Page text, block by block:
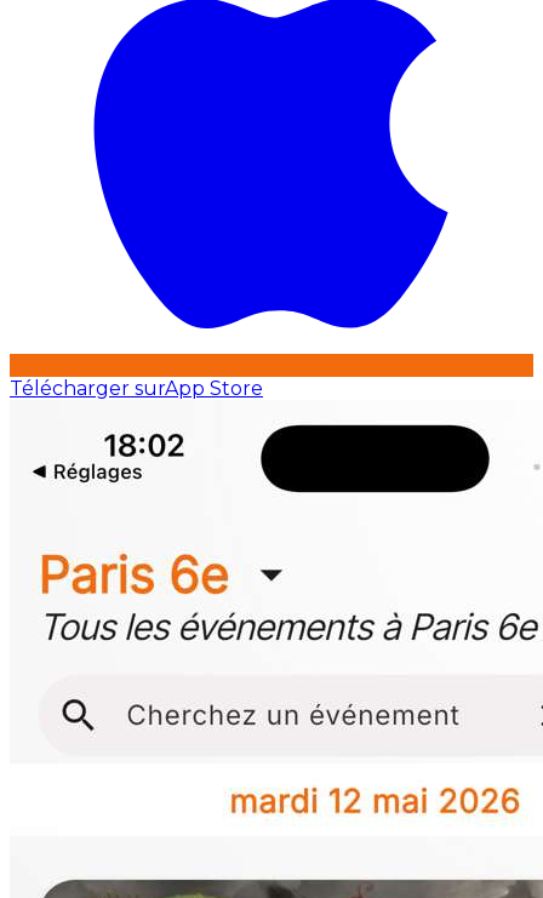
Télécharger surApp Store